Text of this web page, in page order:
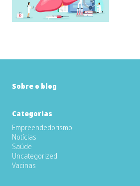
Sobre o blog
Categorias
Empreendedorismo
Notícias
Saúde
Uncategorized
Vacinas